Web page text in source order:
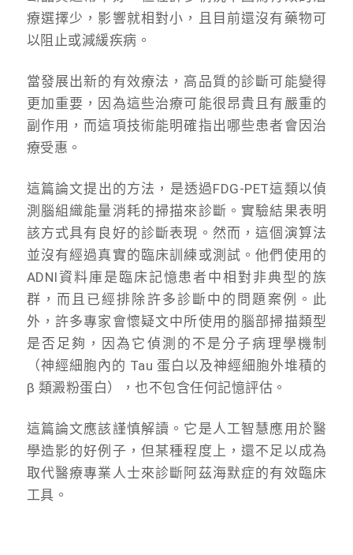
療選擇少，影響就相對小，且目前還沒有藥物可
以阻止或減緩疾病。
當發展出新的有效療法，高品質的診斷可能變得
更加重要，因為這些治療可能很昂貴且有嚴重的
副作用，而這項技術能明確指出哪些患者會因治
療受惠。
這篇論文提出的方法，是透過FDG-PET這類以偵
測腦組織能量消耗的掃描來診斷。實驗結果表明
該方式具有良好的診斷表現。然而，這個演算法
並沒有經過真實的臨床訓練或測試。他們使用的
ADNI資料庫是臨床記憶患者中相對非典型的族
群，而且已經排除許多診斷中的問題案例。此
外，許多專家會懷疑文中所使用的腦部掃描類型
是否足夠，因為它偵測的不是分子病理學機制
（神經細胞內的 Tau 蛋白以及神經細胞外堆積的
β 類澱粉蛋白），也不包含任何記憶評估。
這篇論文應該謹慎解讀。它是人工智慧應用於醫
學造影的好例子，但某種程度上，還不足以成為
取代醫療專業人士來診斷阿茲海默症的有效臨床
工具。